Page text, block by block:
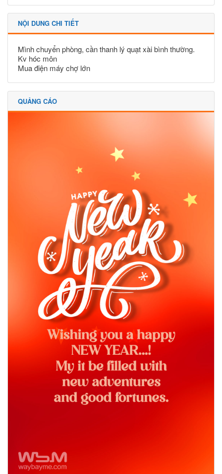
NỘI DUNG CHI TIẾT
Mình chuyển phòng, cần thanh lý quạt xài bình thường.
Kv hóc môn
Mua điện máy chợ lớn
QUẢNG CÁO